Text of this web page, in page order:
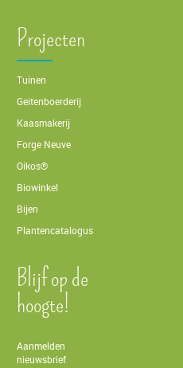
Projecten
Tuinen
Geitenboerderij
Kaasmakerij
Forge Neuve
Oikos®
Biowinkel
Bijen
Plantencatalogus
Blijf op de
hoogte!
Aanmelden
nieuwsbrief